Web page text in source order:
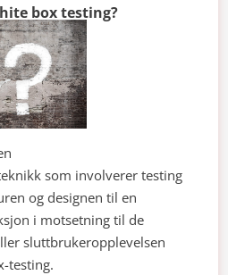
box testing?
som involverer testing
og designen til en
i motsetning til de
sluttbrukeropplevelsen
testing.